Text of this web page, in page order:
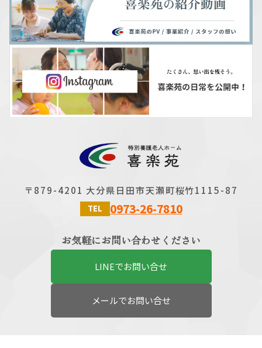
〒879-4201 大分県日田市天瀬町桜竹1115-87
TEL 0973-26-7810
お気軽にお問い合わせください
LINEでお問い合せ
メールでお問い合せ